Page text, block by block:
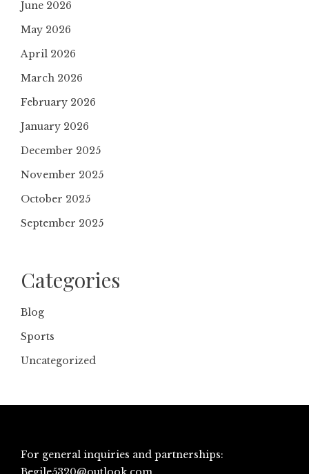
June 2026
May 2026
April 2026
March 2026
February 2026
January 2026
December 2025
November 2025
October 2025
September 2025
Categories
Blog
Sports
Uncategorized
For general inquiries and partnerships: